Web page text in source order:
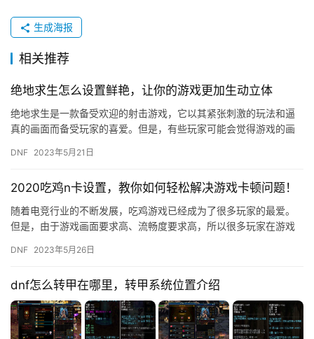
生成海报
相关推荐
绝地求生怎么设置鲜艳，让你的游戏更加生动立体
绝地求生是一款备受欢迎的射击游戏，它以其紧张刺激的玩法和逼
真的画面而备受玩家的喜爱。但是，有些玩家可能会觉得游戏的画
体呢？…
DNF 2023年5月21日
2020吃鸡n卡设置，教你如何轻松解决游戏卡顿问题！
随着电竞行业的不断发展，吃鸡游戏已经成为了很多玩家的最爱。
但是，由于游戏画面要求高、流畅度要求高，所以很多玩家在游戏
家如何…
DNF 2023年5月26日
dnf怎么转甲在哪里，转甲系统位置介绍